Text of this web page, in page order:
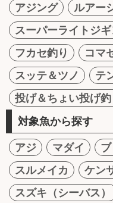
アジング
ルアー
スーパーライトジ
フカセ釣り
コマ
スッテ＆ツノ
テ
投げ＆ちょい投げ釣
対象魚から探す
アジ マダイ ブ
スルメイカ
ケン
スズキ（シーバス）